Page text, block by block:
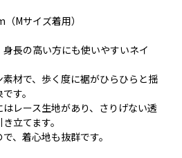
Mサイズ着用）
長の高い方にも使いやすいネイ
材で、歩く度に裾がひらひらと揺
す。
レース生地があり、さりげない透
立てます。
、着心地も抜群です。